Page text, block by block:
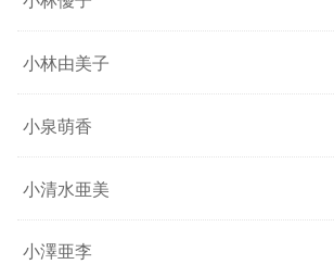
小林由美子
小泉萌香
小清水亜美
小澤亜李